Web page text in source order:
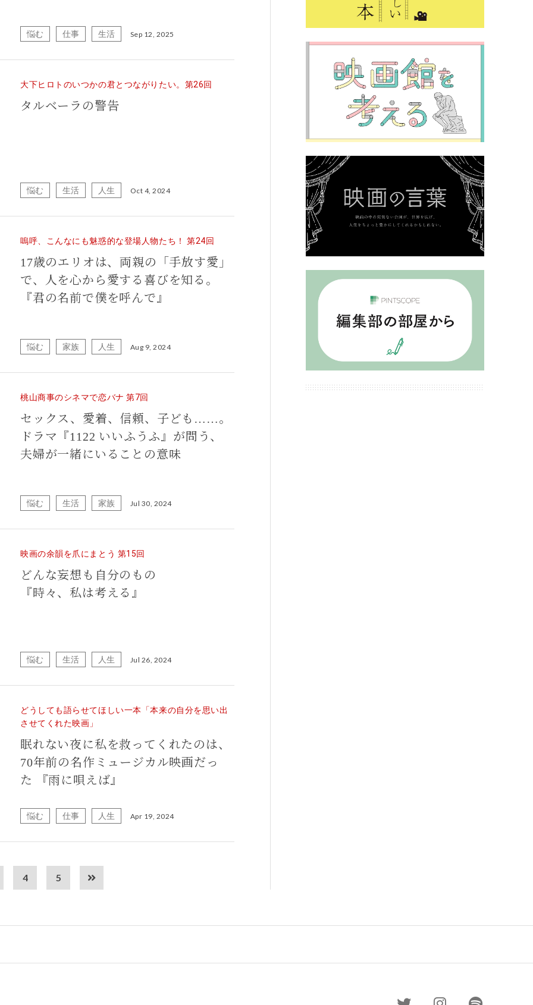
悩む 仕事 生活 Sep 12, 2025
大下ヒロトのいつかの君とつながりたい。第26回
タルベーラの警告
悩む 生活 人生 Oct 4, 2024
嗚呼、こんなにも魅惑的な登場人物たち！ 第24回
17歳のエリオは、両親の「手放す愛」
で、人を心から愛する喜びを知る。
『君の名前で僕を呼んで』
悩む 家族 人生 Aug 9, 2024
桃山商事のシネマで恋バナ 第7回
セックス、愛着、信頼、子ども……。
ドラマ『1122 いいふうふ』が問う、
夫婦が一緒にいることの意味
悩む 生活 家族 Jul 30, 2024
映画の余韻を爪にまとう 第15回
どんな妄想も自分のもの
『時々、私は考える』
悩む 生活 人生 Jul 26, 2024
どうしても語らせてほしい一本「本来の自分を思い出
させてくれた映画」
眠れない夜に私を救ってくれたのは、
70年前の名作ミュージカル映画だっ
た 『雨に唄えば』
悩む 仕事 人生 Apr 19, 2024
4 5